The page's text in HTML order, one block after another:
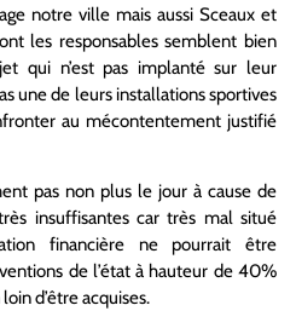
notre ville mais aussi Sceaux et
les responsables semblent bien
qui n’est pas implanté sur leur
une de leurs installations sportives
au mécontentement justifié
pas non plus le jour à cause de
insuffisantes car très mal situé
financière ne pourrait être
de l’état à hauteur de 40%
d’être acquises.